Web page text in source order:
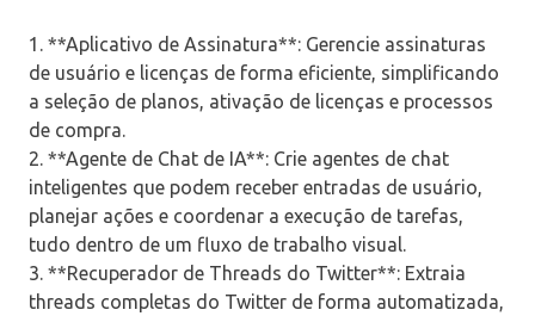
1. **Aplicativo de Assinatura**: Gerencie assinaturas
de usuário e licenças de forma eficiente, simplificando
a seleção de planos, ativação de licenças e processos
de compra.
2. **Agente de Chat de IA**: Crie agentes de chat
inteligentes que podem receber entradas de usuário,
planejar ações e coordenar a execução de tarefas,
tudo dentro de um fluxo de trabalho visual.
3. **Recuperador de Threads do Twitter**: Extraia
threads completas do Twitter de forma automatizada,